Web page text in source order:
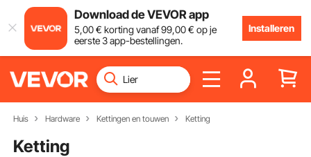
Download de VEVOR app
5,00€ korting vanaf99,00€ op je
eerste 3 app-bestellingen.
Installeren
Huis Hardware Kettingen en touwen Ketting
Ketting